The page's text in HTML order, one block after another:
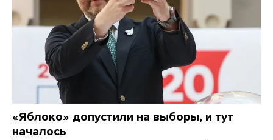
«Яблоко» допустили на выборы, и тут
началось